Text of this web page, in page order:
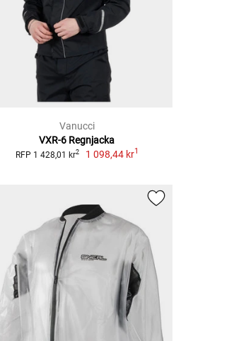
Vanucci
VXR-6 Regnjacka
RFP 1 428,01 kr2 1 098,44 kr1